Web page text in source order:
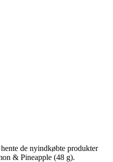
de nyindkøbte produkter
& Pineapple (48 g).